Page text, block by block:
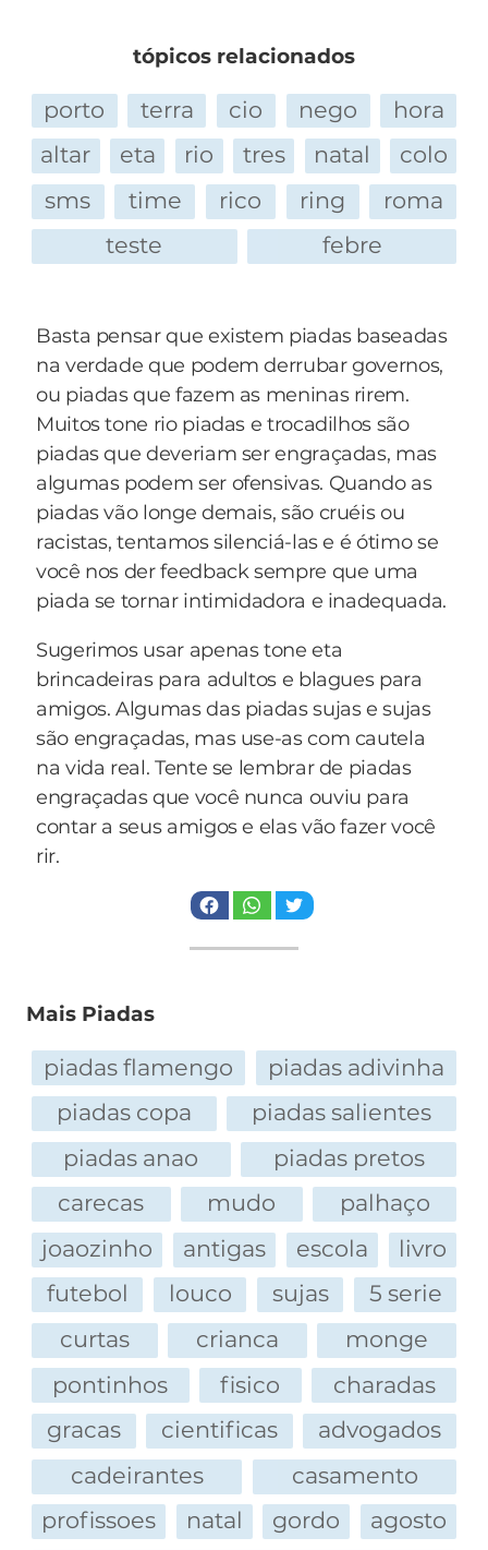
O primeiro rapaz exclama:
mais dolorosa de sua vida, qual foi a primeira?
E seu amigo responde:
- Ah, a primeira veio uns 5 segundos mais tarde,
quando a corrente da armadilha se esticou toda.
tópicos relacionados
porto terra cio nego
hora
altar
eta rio tres natal
colo
sms
time rico ring
roma
teste
febre
Basta pensar que existem piadas baseadas
na verdade que podem derrubar governos,
ou piadas que fazem as meninas rirem.
Muitos tone rio piadas e trocadilhos são
piadas que deveriam ser engraçadas, mas
algumas podem ser ofensivas. Quando as
piadas vão longe demais, são cruéis ou
racistas, tentamos silenciá-las e é ótimo se
você nos der feedback sempre que uma
piada se tornar intimidadora e inadequada.
Sugerimos usar apenas tone eta
brincadeiras para adultos e blagues para
amigos. Algumas das piadas sujas e sujas
são engraçadas, mas use-as com cautela
na vida real. Tente se lembrar de piadas
engraçadas que você nunca ouviu para
contar a seus amigos e elas vão fazer você
rir.
Mais Piadas
piadas flamengo
piadas adivinha
piadas copa
piadas salientes
piadas anao
piadas pretos
carecas
mudo
palhaço
joaozinho
antigas escola
livro
futebol
louco sujas
5 serie
curtas
crianca
monge
pontinhos
fisico
charadas
gracas
cientificas
advogados
cadeirantes
casamento
profissoes
natal gordo
agosto